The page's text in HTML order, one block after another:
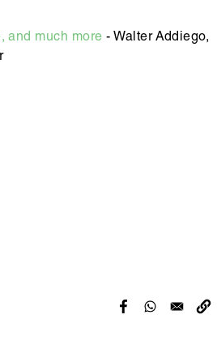
and much more - Walter Addiego,